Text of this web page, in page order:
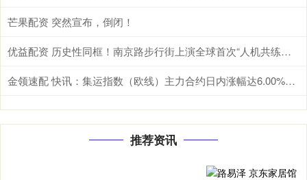
芒果配资 突然宣布，倒闭！
优益配资 历史性同框！南京路步行街上演全球首次“人机共练瑜伽”
金领速配 快讯：集运指数（欧线）主力合约日内涨幅达6.00%，现报2118.0点
推荐资讯